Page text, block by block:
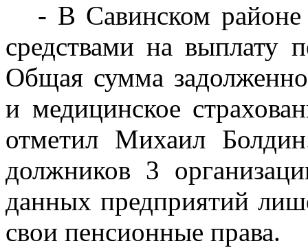
- В Савинском районе
средствами на выплату
Общая сумма
и медицинское
отметил Михаил
должников 3
данных предприятий
свои пенсионные права.